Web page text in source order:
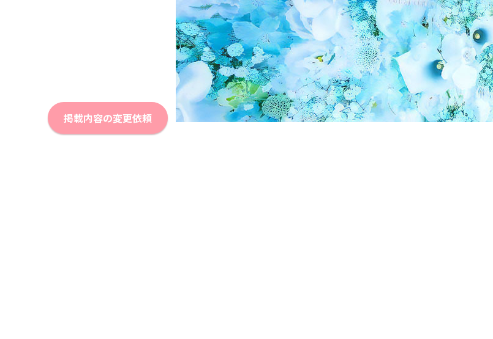
掲載内容の変更依頼